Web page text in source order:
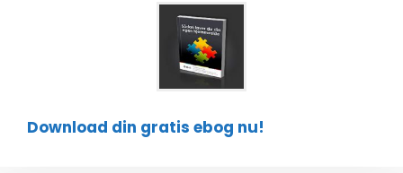
Download din gratis ebog nu!